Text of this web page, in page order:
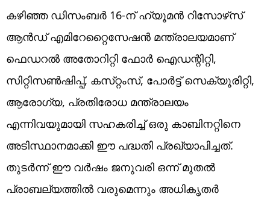
കഴിഞ്ഞ ഡിസംബർ 16-ന് ഹ്യൂമൻ റിസോഴ്‌സ്
ആൻഡ് എമിറേറ്റൈസേഷൻ മന്ത്രാലയമാണ്
ഫെഡറൽ അതോറിറ്റി ഫോർ ഐഡന്റിറ്റി,
സിറ്റിസൺഷിപ്പ്, കസ്‌റ്റംസ്, പോർട്ട് സെക്യൂരിറ്റി,
ആരോഗ്യ, പ്രതിരോധ മന്ത്രാലയം
എന്നിവയുമായി സഹകരിച്ച് ഒരു കാബിനറ്റിനെ
അടിസ്ഥാനമാക്കി ഈ പ​ദ്ധതി പ്രഖ്യാപിച്ചത്.
തുടർന്ന് ഈ വർഷം ജനുവരി ഒന്ന് മുതൽ
പ്രാബല്യത്തിൽ വരുമെന്നും അധികൃതർ